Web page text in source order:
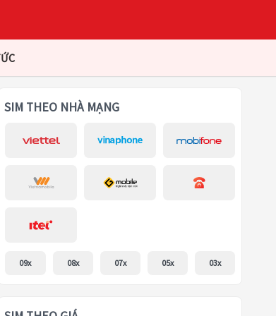
SIM THEO NHÀ MẠNG
09x 08x 07x 05x 03x